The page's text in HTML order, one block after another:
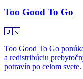
Too Good To Go
🇩🇰
Too Good To Go
a redistribúciu
potravín po celom svete.